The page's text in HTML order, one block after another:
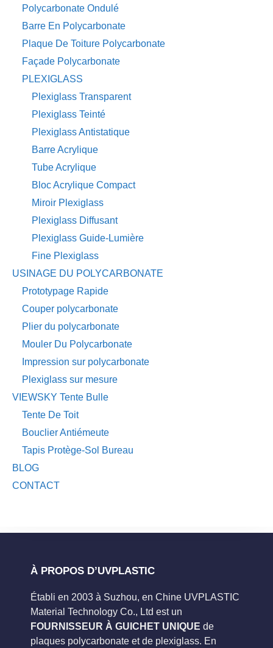
Polycarbonate Ondulé
Barre En Polycarbonate
Plaque De Toiture Polycarbonate
Façade Polycarbonate
PLEXIGLASS
Plexiglass Transparent
Plexiglass Teinté
Plexiglass Antistatique
Barre Acrylique
Tube Acrylique
Bloc Acrylique Compact
Miroir Plexiglass
Plexiglass Diffusant
Plexiglass Guide-Lumière
Fine Plexiglass
USINAGE DU POLYCARBONATE
Prototypage Rapide
Couper polycarbonate
Plier du polycarbonate
Mouler Du Polycarbonate
Impression sur polycarbonate
Plexiglass sur mesure
VIEWSKY Tente Bulle
Tente De Toit
Bouclier Antiémeute
Tapis Protège-Sol Bureau
BLOG
CONTACT
À PROPOS D’UVPLASTIC
Établi en 2003 à Suzhou, en Chine UVPLASTIC
Material Technology Co., Ltd est un
FOURNISSEUR À GUICHET UNIQUE de
plaques polycarbonate et de plexiglass. En